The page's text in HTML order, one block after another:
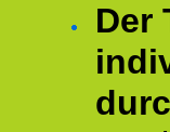
Der